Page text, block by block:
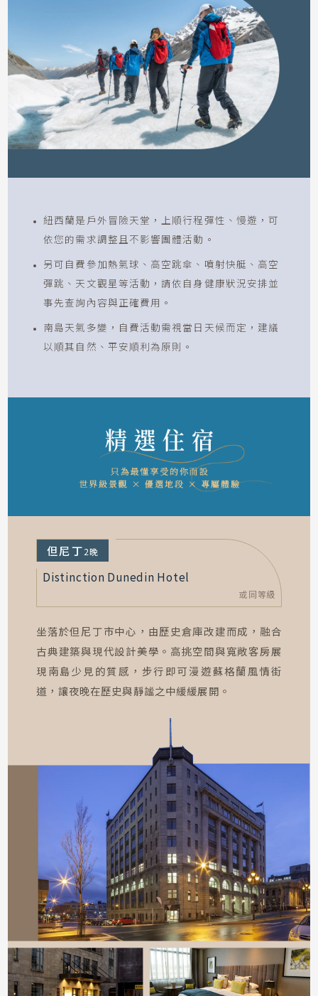
紐西蘭是戶外冒險天堂，上順行程彈性、慢遊，可
依您的需求調整且不影響團體活動。
另可自費參加熱氣球、高空跳傘、噴射快艇、高空
彈跳、天文觀星等活動，請依自身健康狀況安排並
事先查詢內容與正確費用。
南島天氣多變，自費活動需視當日天候而定，建議
以順其自然、平安順利為原則。
但尼丁2晚
Distinction Dunedin Hotel
或同等級
坐落於但尼丁市中心，由歷史倉庫改建而成，融合
古典建築與現代設計美學。高挑空間與寬敞客房展
現南島少見的質感，步行即可漫遊蘇格蘭風情街
道，讓夜晚在歷史與靜謐之中緩緩展開。